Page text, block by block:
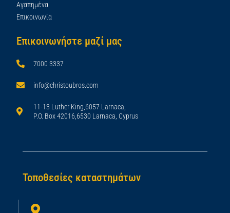
Αγαπημένα
Επικοινωνία
Επικοινωνήστε μαζί μας
7000 3337
info@christoubros.com
11-13 Luther King,6057 Larnaca,
P.O. Box 42016,6530 Larnaca, Cyprus
Τοποθεσίες καταστημάτων